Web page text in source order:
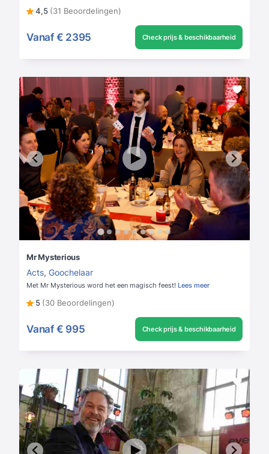
4,5 (31 Beoordelingen)
Vanaf € 2395 Check prijs & beschikbaarheid
Mr Mysterious
Acts, Goochelaar
Met Mr Mysterious word het een magisch feest! Lees meer
5 (30 Beoordelingen)
Vanaf € 995 Check prijs & beschikbaarheid